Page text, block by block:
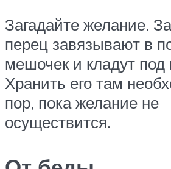
Загадайте желание.
перец завязывают в
мешочек и кладут под
Хранить его там
пор, пока желание не
осуществится.